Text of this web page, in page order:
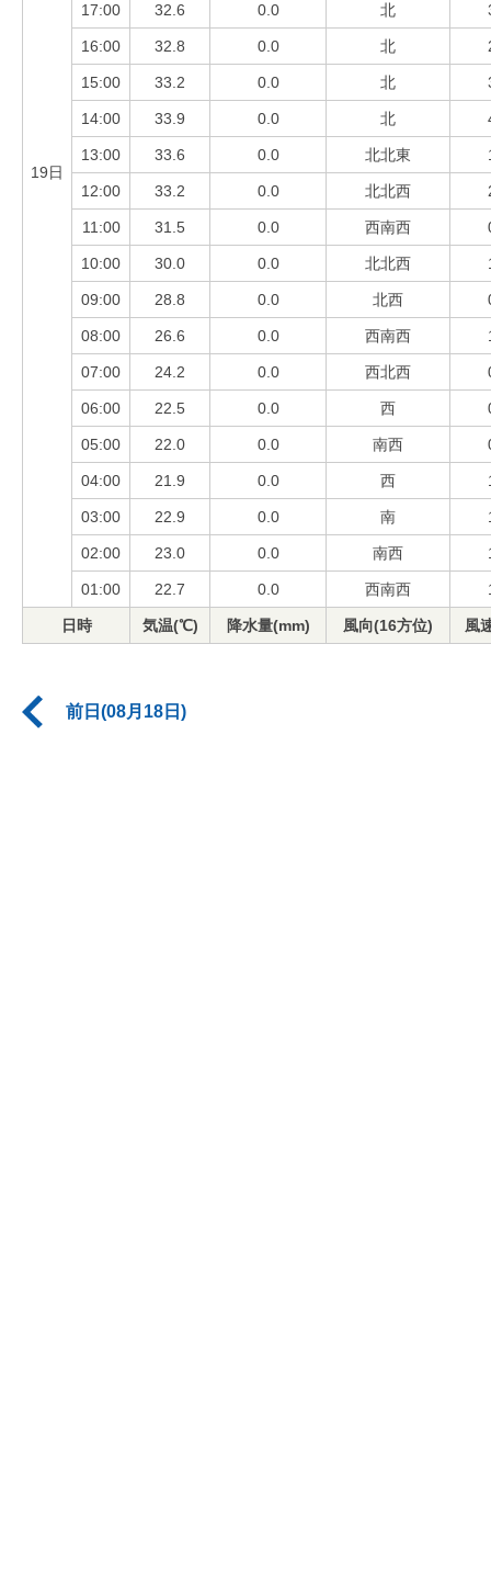
19日
17:00 32.6 0.0 北
16:00 32.8 0.0 北
15:00 33.2 0.0 北
14:00 33.9 0.0 北
13:00 33.6 0.0 北北東
12:00 33.2 0.0 北北西
11:00 31.5 0.0 西南西
10:00 30.0 0.0 北北西
09:00 28.8 0.0 北西
08:00 26.6 0.0 西南西
07:00 24.2 0.0 西北西
06:00 22.5 0.0 西
05:00 22.0 0.0 南西
04:00 21.9 0.0 西
03:00 22.9 0.0 南
02:00 23.0 0.0 南西
01:00 22.7 0.0 西南西
日時 気温(℃) 降水量(mm) 風向(16方位) 風
前日(08月18日)